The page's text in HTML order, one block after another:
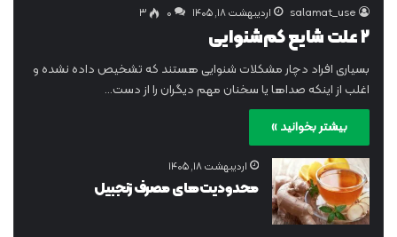
salamat_use اردیبهشت ۱۸, ۱۴۰۵ 0 ۳
۲ علت شایع‌ کم‌شنوایی
بسیاری افراد دچار مشکلات شنوایی‌ هستند که تشخیص داده نشده و
اغلب از اینکه صداها یا سخنان مهم دیگران را از دست…
بیشتر بخوانید »
اردیبهشت ۱۸, ۱۴۰۵
محدودیت‌های مصرف زنجبیل